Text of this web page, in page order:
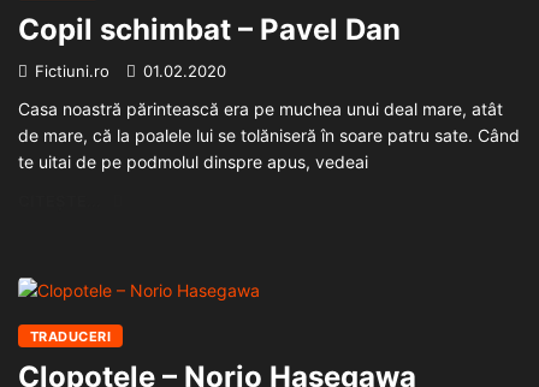
Copil schimbat – Pavel Dan
Fictiuni.ro 01.02.2020
Casa noastră părintească era pe muchea unui deal mare, atât
de mare, că la poalele lui se tolăniseră în soare patru sate. Când
te uitai de pe podmolul dinspre apus, vedeai
TRADUCERI
Clopotele – Norio Hasegawa